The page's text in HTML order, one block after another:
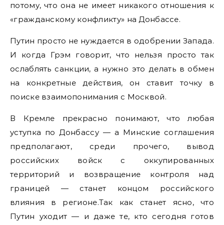
потому, что она не имеет никакого отношения к
«гражданскому конфликту» на Донбассе.
Путин просто не нуждается в одобрении Запада.
И когда Грэм говорит, что нельзя просто так
ослаблять санкции, а нужно это делать в обмен
на конкретные действия, он ставит точку в
поиске взаимопонимания с Москвой.
В Кремле прекрасно понимают, что любая
уступка по Донбассу — а Минские соглашения
предполагают, среди прочего, вывод
российских войск с оккупированных
территорий и возвращение контроля над
границей — станет концом российского
влияния в регионе.Так как станет ясно, что
Путин уходит — и даже те, кто сегодня готов